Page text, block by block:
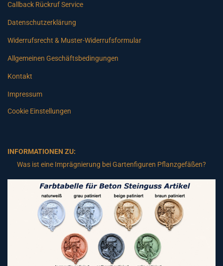
Callback Rückruf Service
Datenschutzerklärung
Widerrufsrecht & Muster-Widerrufsformular
Allgemeinen Geschäftsbedingungen
Kontakt
Impressum
Cookie Einstellungen
INFORMATIONEN ZU:
Was ist eine Imprägnierung bei Gartenfiguren Pflanzgefäßen?